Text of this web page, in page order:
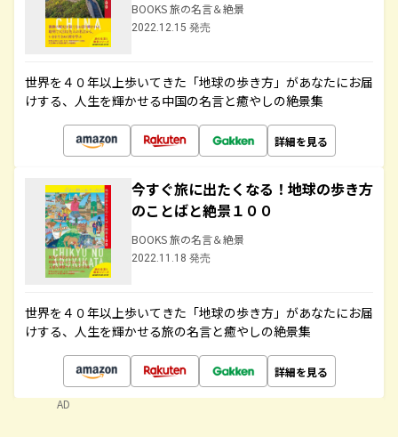
BOOKS 旅の名言＆絶景
2022.12.15 発売
世界を４０年以上歩いてきた「地球の歩き方」があなたにお届
けする、人生を輝かせる中国の名言と癒やしの絶景集
詳細を見る
今すぐ旅に出たくなる！地球の歩き方
のことばと絶景１００
BOOKS 旅の名言＆絶景
2022.11.18 発売
世界を４０年以上歩いてきた「地球の歩き方」があなたにお届
けする、人生を輝かせる旅の名言と癒やしの絶景集
詳細を見る
AD